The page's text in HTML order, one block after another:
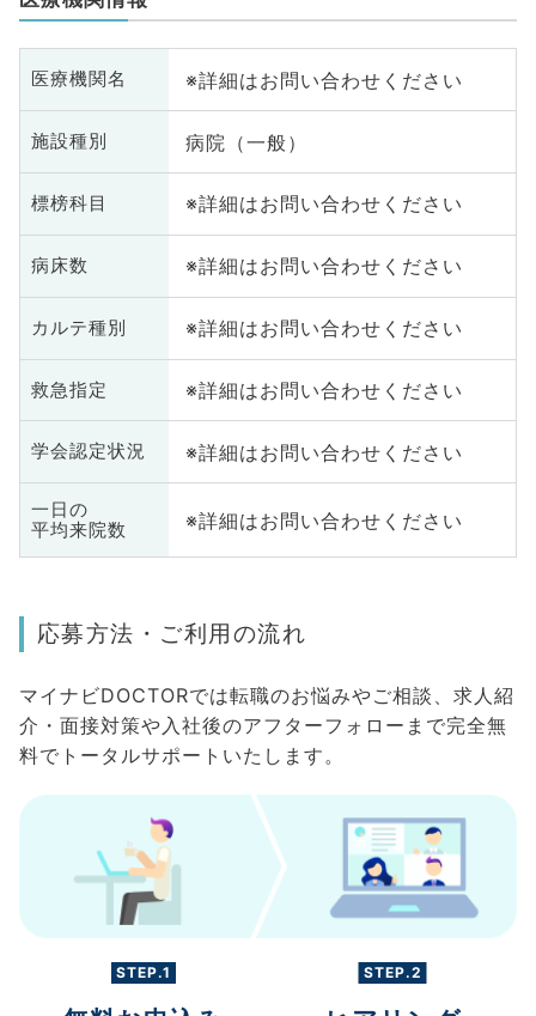
医療機関名 ※詳細はお問い合わせください
施設種別 病院（一般）
標榜科目 ※詳細はお問い合わせください
病床数 ※詳細はお問い合わせください
カルテ種別 ※詳細はお問い合わせください
救急指定 ※詳細はお問い合わせください
学会認定状況 ※詳細はお問い合わせください
一日の
平均来院数
※詳細はお問い合わせください
応募方法・ご利用の流れ
マイナビDOCTORでは転職のお悩みやご相談、求人紹
介・面接対策や入社後のアフターフォローまで完全無
料でトータルサポートいたします。
STEP.1 STEP.2